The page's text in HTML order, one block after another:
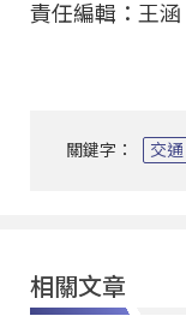
責任編輯：王涵
關鍵字： 交通
相關文章